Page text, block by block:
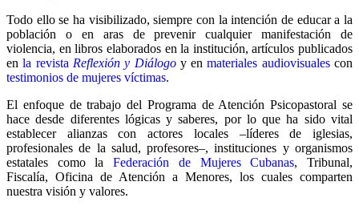
Todo ello se ha visibilizado, siempre con la intención de educar a la
población o en aras de prevenir cualquier manifestación de
violencia, en libros elaborados en la institución, artículos publicados
enla revista Reflexión y Diálogoy enmateriales audiovisualescon
testimonios de mujeres víctimas.
El enfoque de trabajo del Programa de Atención Psicopastoral se
hace desde diferentes lógicas y saberes, por lo que ha sido vital
establecer alianzas con actores locales –líderes de iglesias,
profesionales de la salud, profesores–, instituciones y organismos
estatales como laFederación de Mujeres Cubanas, Tribunal,
Fiscalía, Oficina de Atención a Menores, los cuales comparten
nuestra visión y valores.